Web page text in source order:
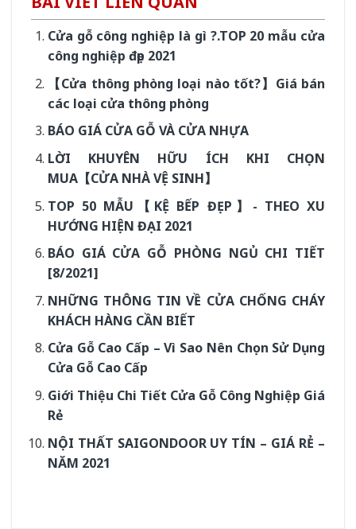
Cửa gỗ công nghiệp là gì ?.TOP 20 mẫu cửa
công nghiệp đẹp 2021
【Cửa thông phòng loại nào tốt?】Giá bán
các loại cửa thông phòng
BÁO GIÁ CỬA GỖ VÀ CỬA NHỰA
LỜI KHUYÊN HỮU ÍCH KHI CHỌN
MUA【CỬA NHÀ VỆ SINH】
TOP 50 MẪU【KỆ BẾP ĐẸP】- THEO XU
HƯỚNG HIỆN ĐẠI 2021
BÁO GIÁ CỬA GỖ PHÒNG NGỦ CHI TIẾT
[8/2021]
NHỮNG THÔNG TIN VỀ CỬA CHỐNG CHÁY
KHÁCH HÀNG CẦN BIẾT
Cửa Gỗ Cao Cấp – Vì Sao Nên Chọn Sử Dụng
Cửa Gỗ Cao Cấp
Giới Thiệu Chi Tiết Cửa Gỗ Công Nghiệp Giá
Rẻ
NỘI THẤT SAIGONDOOR UY TÍN – GIÁ RẺ –
NĂM 2021